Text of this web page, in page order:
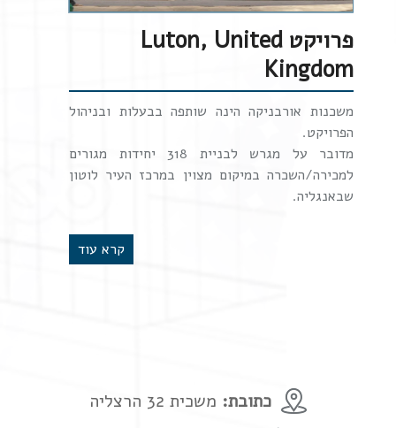
פרויקט Luton, United
Kingdom
משכנות אורבניקה הינה שותפה בבעלות ובניהול
הפרויקט.
מדובר על מגרש לבניית 318 יחידות מגורים
למכירה/השכרה במיקום מצוין במרכז העיר לוטון
שבאנגליה.
קרא עוד
כתובת: משכית 32 הרצליה